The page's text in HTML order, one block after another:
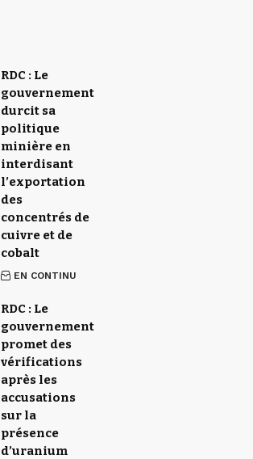
RDC : Le
gouvernement
durcit sa
politique
minière en
interdisant
l’exportation
des
concentrés de
cuivre et de
cobalt
EN CONTINU
RDC : Le
gouvernement
promet des
vérifications
après les
accusations
sur la
présence
d’uranium